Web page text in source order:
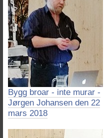
Bygg broar - inte murar -
Jørgen Johansen den 22
mars 2018